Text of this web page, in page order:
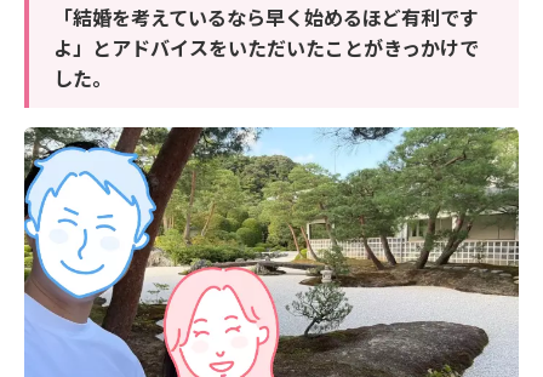
「結婚を考えているなら早く始めるほど有利です
よ」とアドバイスをいただいたことがきっかけで
した。